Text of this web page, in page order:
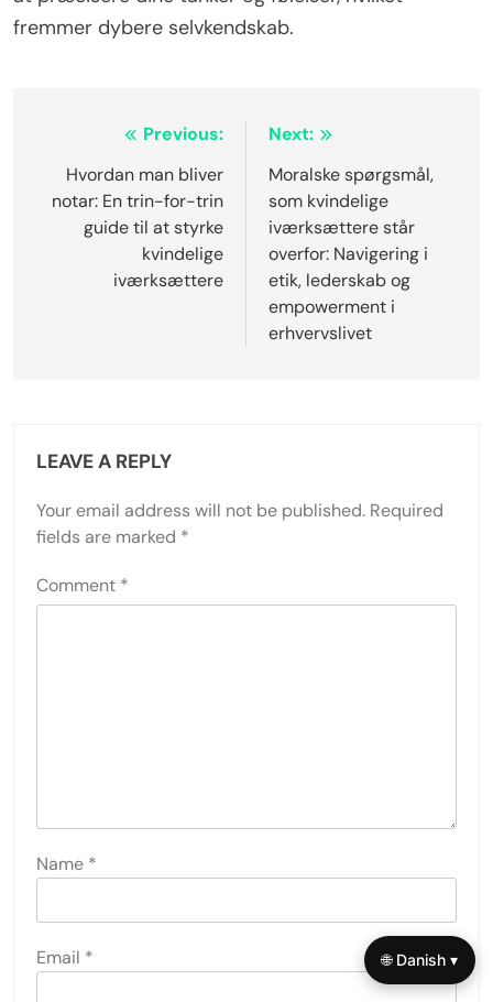
fremmer dybere selvkendskab.
navigation
Previous:
Hvordan man bliver
notar: En trin-for-trin
guide til at styrke
kvindelige
iværksættere
Next:
Moralske spørgsmål,
som kvindelige
iværksættere står
overfor: Navigering i
etik, lederskab og
empowerment i
erhvervslivet
LEAVE A REPLY
Your email address will not be published. Required
fields are marked *
Comment *
Name *
Email * 🌐 Danish ▾